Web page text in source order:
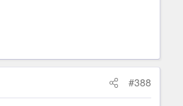
#388